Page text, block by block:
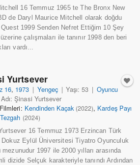
16 Temmuz 1965 te The Bronx New
de Daryl Maurice Mitchell olarak doğdu
1999 Senden Nefret Ettiğim 10 Şey
çalışmaları ile tanınır 1998 den beri
vardı...
Yurtsever
16, 1973 | Yengeç | Yaşı: 53 | Oyuncu
Şinasi Yurtsever
Kendinden Kaçak (2022), Kardeş Payı
Tezgah (2024)
16 Temmuz 1973 Erzincan Türk
Dokuz Eylül Üniversitesi Tiyatro Oyunculuk
mezunudur 1997 ile 2000 yılları arasında
dizide Selçuk karakteriyle tanındı Ardından